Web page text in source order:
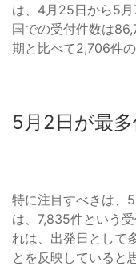
は、4月25日から5
国での受付件数は
期と比べて2,706件
5月2日が最
特に注目すべきは、
は、7,835件という
れは、出発日として
とを反映していると